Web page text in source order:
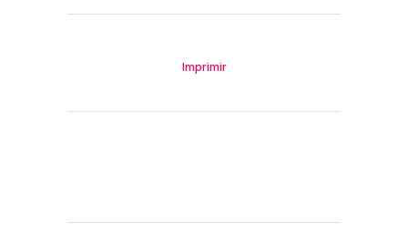
Imprimir